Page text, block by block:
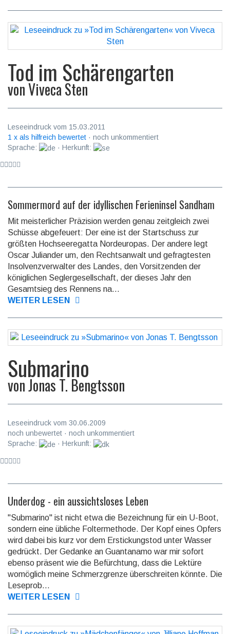
Tod im Schärengarten
vonViveca Sten
Leseeindruck vom 15.03.2011
1 x als hilfreich bewertet · noch unkommentiert
Sprache:
· Herkunft:
Sommermord auf der idyllischen Ferieninsel Sandham
Mit meisterlicher Präzision werden genau zeitgleich zwei
Schüsse abgefeuert: Der eine ist der Startschuss zur
größten Hochseeregatta Nordeuropas. Der andere legt
Oscar Juliander um, den Rechtsanwalt und gefragtesten
Insolvenzverwalter des Landes, den Vorsitzenden der
königlichen Seglergesellschaft, der dieses Jahr den
Gesamtsieg des Rennens na...
WEITER LESEN
Submarino
vonJonas T. Bengtsson
Leseeindruck vom 30.06.2009
noch unbewertet · noch unkommentiert
Sprache:
· Herkunft:
Underdog - ein aussichtsloses Leben
"Submarino" ist nicht etwa die Bezeichnung für ein U-Boot,
sondern eine übliche Foltermethode. Der Kopf eines Opfers
wird dabei bis kurz vor dem Erstickungstod unter Wasser
gedrückt. Der Gedanke an Guantanamo war mir sofort
ebenso präsent wie die Befürchtung, dass die Lektüre
womöglich meine Schmerzgrenze überschreiten könnte. Die
Leseprob...
WEITER LESEN